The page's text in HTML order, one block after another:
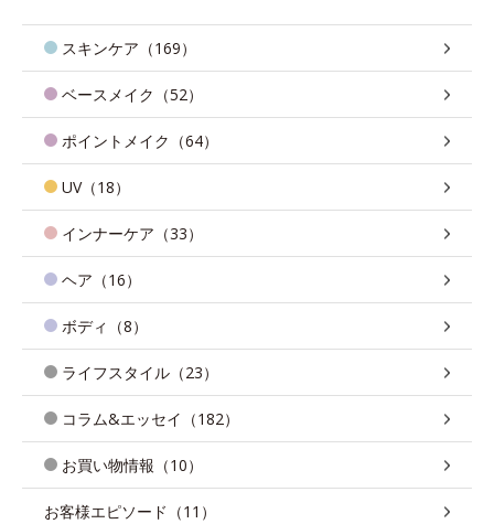
スキンケア（169）
ベースメイク（52）
ポイントメイク（64）
UV（18）
インナーケア（33）
ヘア（16）
ボディ（8）
ライフスタイル（23）
コラム&エッセイ（182）
お買い物情報（10）
お客様エピソード（11）